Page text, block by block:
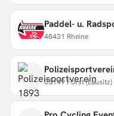
48431 Rheine
03149 Forst (Lausitz)